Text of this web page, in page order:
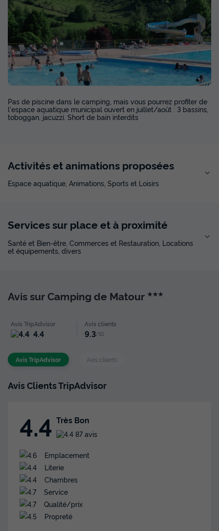
Pas de piscine dans le camping, mais vous pourrez profiter de
l'espace aquatique municipal ouvert en juillet/août : 3 bassins,
toboggan, jacuzzi. Short de bain interdits
Activités et animations proposées
Espace aquatique, Animations, Sports et Loisirs
Services sur place et à proximité
Santé et Bien-être, Commerces et Restauration, Locations
et équipements, divers
Avis sur Camping de Matour ★★★
Avis TripAdvisor
4.4
Avis clients
9.3/10
Avis TripAdvisor Avis clients
Avis Clients TripAdvisor
4.4 Très Bon
87 avis
Emplacement
Literie
Chambres
Service
Qualité/prix
Propreté